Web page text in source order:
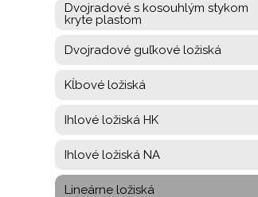
Dvojradové s kosouhlým stykom
kryte plastom
Dvojradové guľkové ložiská
Kĺbové ložiská
Ihlové ložiská HK
Ihlové ložiská NA
Lineárne ložiská